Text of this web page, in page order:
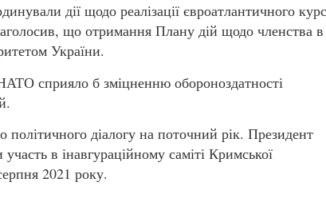
дії щодо реалізації євроатлантичного
що отримання Плану дій щодо членства в
України.
сприяло б зміцненню обороноздатності
політичного діалогу на поточний рік. Президент
в інавгураційному саміті Кримської
2021 року.